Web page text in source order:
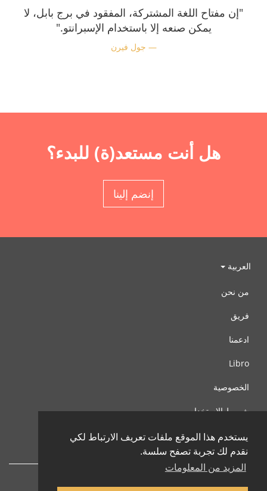
يستخدم هذا الموقع ملفات تعريف الارتباط لكي
نقدم لك تجربة تصفح سلسة.
المزيد من المعلومات
"إن مفتاح اللغة المشتركة، المفقود في برج بابل، لا
يمكن صنعه إلا باستخدام الإسبرانتو."
جول فيرن
هل أنت مستعد(ة) للبدء؟
إنضم إلينا
العربية
من نحن
فريق
ادعمنا
Libro
الخصوصية
شروط الإستخدام
اتصل بنا